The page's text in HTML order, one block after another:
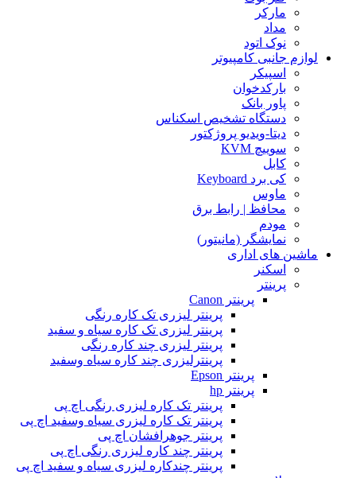
مارکر
مداد
نوک اتود
لوازم جانبی کامپیوتر
اسپیکر
بارکدخوان
پاور بانک
دستگاه تشخیص اسکناس
دیتا-ویدیو پروژکتور
سوییچ KVM
کابل
کی برد Keyboard
ماوس
محافظ | رابط برق
مودم
نمایشگر (مانیتور)
ماشین های اداری
اسکنر
پرینتر
پرینتر Canon
پرینتر لیزری تک کاره رنگی
پرینتر لیزری تک کاره سیاه و سفید
پرینتر لیزری چند کاره رنگی
پرینترلیزری چند کاره سیاه وسفید
پرینتر Epson
پرینتر hp
پرینتر تک کاره لیزری رنگی اچ پی
پرینتر تک کاره لیزری سیاه وسفید اچ پی
پرینتر جوهرافشان اچ پی
پرینتر چند کاره لیزری رنگی اچ پی
پرینتر چندکاره لیزری سیاه و سفید اچ پی